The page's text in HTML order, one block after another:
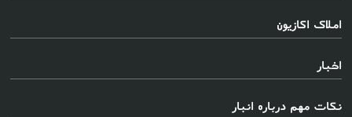
املاک اکازیون
اخبار
نکات مهم درباره انبار